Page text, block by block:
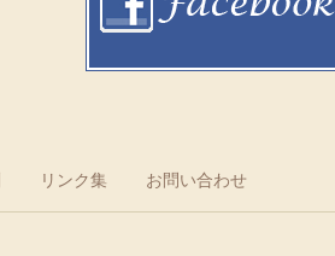
リンク集 お問い合わせ